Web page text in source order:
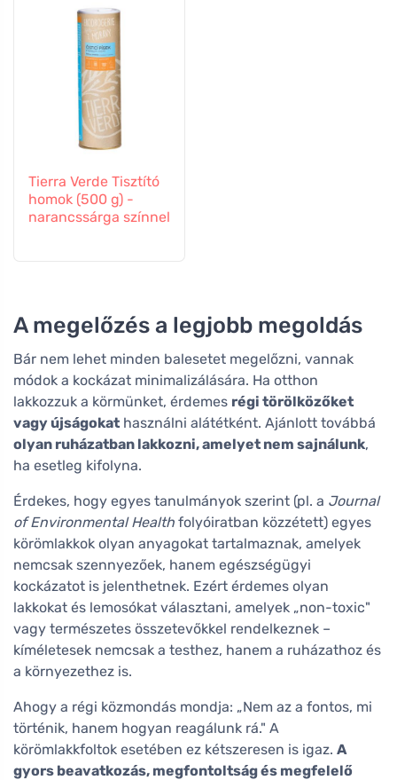
Tierra Verde Tisztító
homok (500 g) -
narancssárga színnel
A megelőzés a legjobb megoldás
Bár nem lehet minden balesetet megelőzni, vannak
módok a kockázat minimalizálására. Ha otthon
lakkozzuk a körmünket, érdemes régi törölközőket
vagy újságokat használni alátétként. Ajánlott továbbá
olyan ruházatban lakkozni, amelyet nem sajnálunk,
ha esetleg kifolyna.
Érdekes, hogy egyes tanulmányok szerint (pl. a Journal
of Environmental Health folyóiratban közzétett) egyes
körömlakkok olyan anyagokat tartalmaznak, amelyek
nemcsak szennyezőek, hanem egészségügyi
kockázatot is jelenthetnek. Ezért érdemes olyan
lakkokat és lemosókat választani, amelyek „non-toxic"
vagy természetes összetevőkkel rendelkeznek –
kíméletesek nemcsak a testhez, hanem a ruházathoz és
a környezethez is.
Ahogy a régi közmondás mondja: „Nem az a fontos, mi
történik, hanem hogyan reagálunk rá." A
körömlakkfoltok esetében ez kétszeresen is igaz. A
gyors beavatkozás, megfontoltság és megfelelő